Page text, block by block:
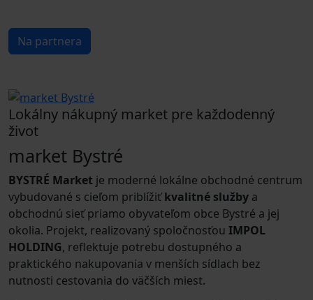
Na partnera
Lokálny nákupný market pre každodenný
život
market Bystré
BYSTRÉ Market je moderné lokálne obchodné centrum
vybudované s cieľom priblížiťkvalitné služby a
obchodnú sieť priamo obyvateľom obce Bystré a jej
okolia. Projekt, realizovaný spoločnosťou IMPOL
HOLDING, reflektuje potrebu dostupného a
praktického nakupovania v menších sídlach bez
nutnosti cestovania do väčších miest.